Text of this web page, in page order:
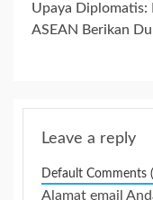
Upaya Diplomatis:
ASEAN Berikan
Leave a reply
Default Comments
Alamat email